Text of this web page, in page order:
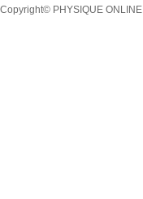
Copyright© PHYSIQUE ONLINE